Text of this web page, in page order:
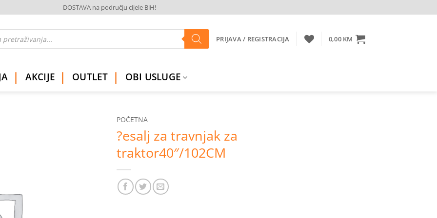
DOSTAVA na području cijele BiH!
PRIJAVA / REGISTRACIJA 0,00 KM
AKCIJE OUTLET OBI USLUGE
POČETNA
?esalj za travnjak za
traktor40″/102CM